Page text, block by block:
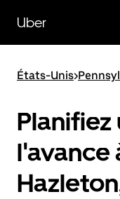
contenu
principal
Uber
États-Unis>
Planifiez
l'avance